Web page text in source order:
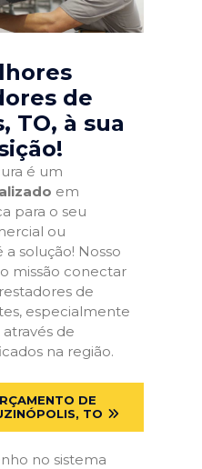
de
TO, à sua
é um
em
para o seu
ou
a solução! Nosso
missão conectar
de
especialmente
de
na região.
DE
TO
no sistema